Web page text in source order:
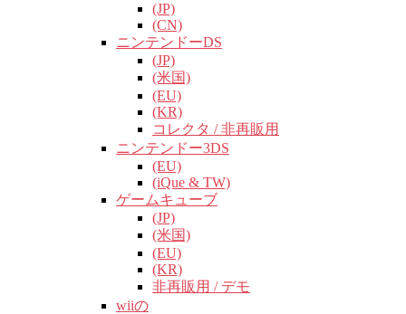
(JP)
(CN)
ニンテンドーDS
(JP)
(米国)
(EU)
(KR)
コレクタ / 非再販用
ニンテンドー3DS
(EU)
(iQue & TW)
ゲームキューブ
(JP)
(米国)
(EU)
(KR)
非再販用 / デモ
wiiの